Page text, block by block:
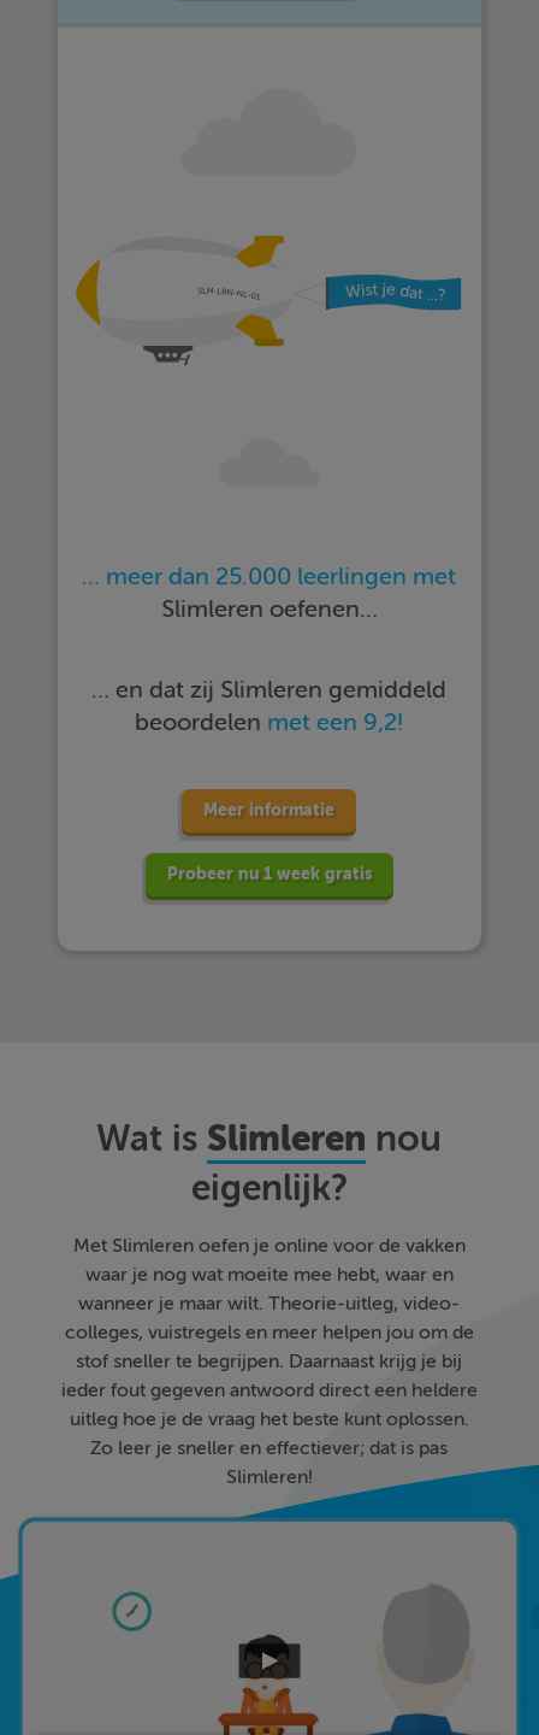
… meer dan 25.000 leerlingen met
Slimleren oefenen…
… en dat zij Slimleren gemiddeld
beoordelen met een 9,2!
Meer informatie
Probeer nu 1 week gratis
Wat is Slimleren nou
eigenlijk?
Met Slimleren oefen je online voor de vakken
waar je nog wat moeite mee hebt, waar en
wanneer je maar wilt. Theorie-uitleg, video-
colleges, vuistregels en meer helpen jou om de
stof sneller te begrijpen. Daarnaast krijg je bij
ieder fout gegeven antwoord direct een heldere
uitleg hoe je de vraag het beste kunt oplossen.
Zo leer je sneller en effectiever; dat is pas
Slimleren!